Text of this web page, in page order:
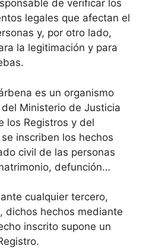
de verificar los
legales que afectan el
y, por otro lado,
la legitimación y para
es un organismo
Ministerio de Justicia
los Registros y del
inscriben los hechos
civil de las personas
defunción…
cualquier tercero,
dichos hechos mediante
inscrito supone un